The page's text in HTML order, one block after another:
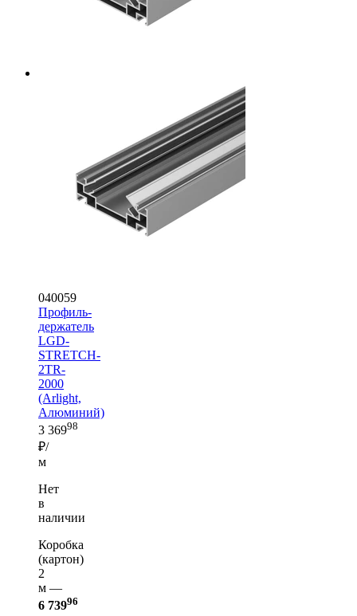
040059
Профиль-
держатель
LGD-
STRETCH-
2TR-
2000
(Arlight,
Алюминий)
3 36998
₽/
м
Нет
в
наличии
Коробка
(картон)
2
м —
6 73996